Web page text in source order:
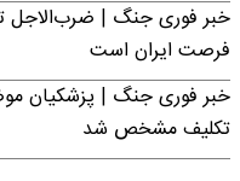
خبر فوری جنگ | ضرب‌الاجل
فرصت ایران است
خبر فوری جنگ | پزشکیان
تکلیف مشخص شد